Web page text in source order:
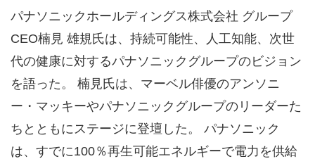
パナソニックホールディングス株式会社 グループ
CEO楠見 雄規氏は、持続可能性、人工知能、次世
代の健康に対するパナソニックグループのビジョン
を語った。 楠見氏は、マーベル俳優のアンソニ
ー・マッキーやパナソニックグループのリーダーた
ちとともにステージに登壇した。 パナソニック
は、すでに100％再生可能エネルギーで電力を供給